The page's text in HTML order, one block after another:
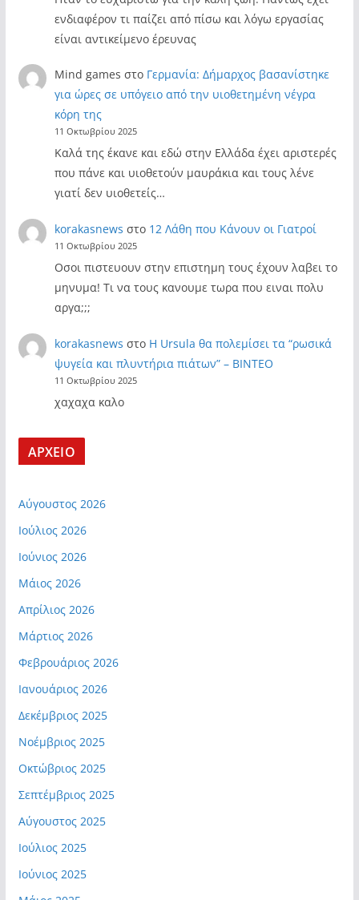
ενδιαφέρον τι παίζει από πίσω και λόγω εργασίας
είναι αντικείμενο έρευνας
Mind games στο Γερμανία: Δήμαρχος βασανίστηκε
για ώρες σε υπόγειο από την υιοθετημένη νέγρα
κόρη της
11 Οκτωβρίου 2025
Καλά της έκανε και εδώ στην Ελλάδα έχει αριστερές
που πάνε και υιοθετούν μαυράκια και τους λένε
γιατί δεν υιοθετείς…
korakasnews στο 12 Λάθη που Κάνουν οι Γιατροί
11 Οκτωβρίου 2025
Οσοι πιστευουν στην επιστημη τους έχουν λαβει το
μηνυμα! Τι να τους κανουμε τωρα που ειναι πολυ
αργα;;;
korakasnews στο Η Ursula θα πολεμίσει τα “ρωσικά
ψυγεία και πλυντήρια πιάτων” – ΒΙΝΤΕΟ
11 Οκτωβρίου 2025
χαχαχα καλο
ΑΡΧΕΙΟ
Αύγουστος 2026
Ιούλιος 2026
Ιούνιος 2026
Μάιος 2026
Απρίλιος 2026
Μάρτιος 2026
Φεβρουάριος 2026
Ιανουάριος 2026
Δεκέμβριος 2025
Νοέμβριος 2025
Οκτώβριος 2025
Σεπτέμβριος 2025
Αύγουστος 2025
Ιούλιος 2025
Ιούνιος 2025